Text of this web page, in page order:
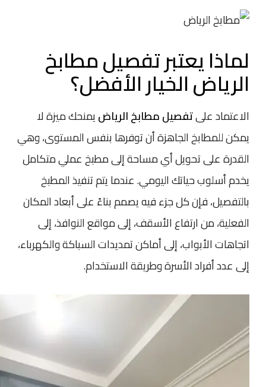
لماذا يعتبرتفصيل مطابخ
الرياضالخيار الأفضل؟
الاعتماد علىتفصيل مطابخ الرياضيمنحك ميزة لا
يمكن للمطابخ الجاهزة أن توفرها بنفس المستوى، وهي
القدرة على تحويل أي مساحة إلى مطبخ عملي متكامل
يخدم أسلوب حياتك اليومي. عندما يتم تنفيذ المطبخ
بالتفصيل، فإن كل جزء فيه يصمم بناءً على أبعاد المكان
الفعلية، من ارتفاع الأسقف، إلى مواقع النوافذ، إلى
اتجاهات الأبواب، إلى أماكن تمديدات السباكة والكهرباء،
إلى عدد أفراد الأسرة وطريقة الاستخدام.